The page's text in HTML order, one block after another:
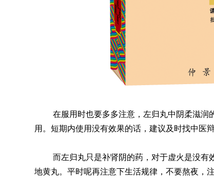
在服用时也要多多注意，左归丸中阴柔滋润
用。短期内使用没有效果的话，建议及时找中医
而左归丸只是补肾阴的药，对于虚火是没有
地黄丸。平时呢再注意下生活规律，不要熬夜，